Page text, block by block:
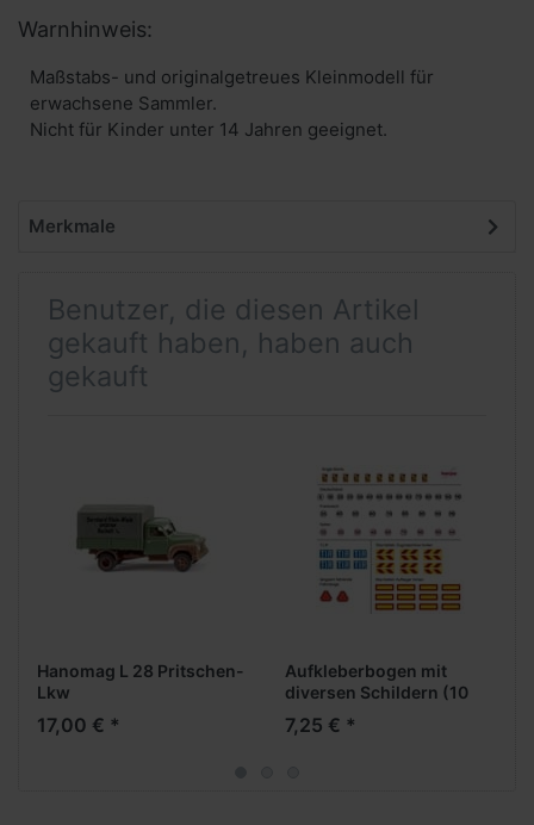
Warnhinweis:
Maßstabs- und originalgetreues Kleinmodell für
erwachsene Sammler.
Nicht für Kinder unter 14 Jahren geeignet.
Merkmale
Benutzer, die diesen Artikel
gekauft haben, haben auch
gekauft
Hanomag L 28 Pritschen-
Lkw
17,00 € *
Aufkleberbogen mit
diversen Schildern (10
Bögen)
7,25 € *